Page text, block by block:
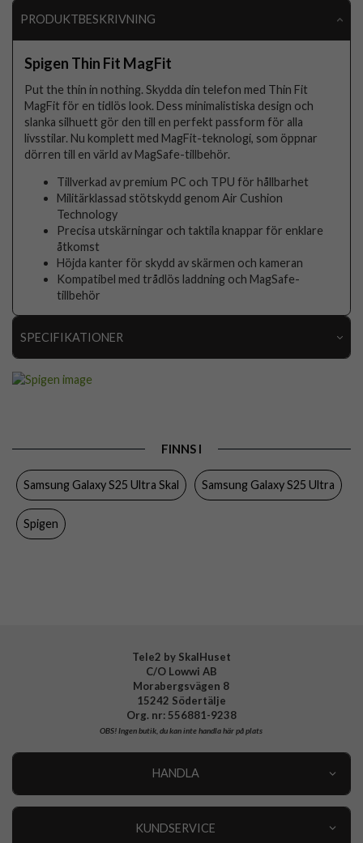
PRODUKTBESKRIVNING
Spigen Thin Fit MagFit
Put the thin in nothing. Skydda din telefon med Thin Fit
MagFit för en tidlös look. Dess minimalistiska design och
slanka silhuett gör den till en perfekt passform för alla
livsstilar. Nu komplett med MagFit-teknologi, som öppnar
dörren till en värld av MagSafe-tillbehör.
Tillverkad av premium PC och TPU för hållbarhet
Militärklassad stötskydd genom Air Cushion
Technology
Precisa utskärningar och taktila knappar för enklare
åtkomst
Höjda kanter för skydd av skärmen och kameran
Kompatibel med trådlös laddning och MagSafe-
tillbehör
SPECIFIKATIONER
Färg Svart
Material
Varumärke
FINNS I
Samsung Galaxy S25 Ultra Skal Samsung Galaxy S25 Ultra
Spigen
Tele2 by SkalHuset
C/O Lowwi AB
Morabergsvägen 8
15242 Södertälje
Org. nr: 556881-9238
OBS!Ingen butik, du kan inte handla här på plats
HANDLA
KUNDSERVICE